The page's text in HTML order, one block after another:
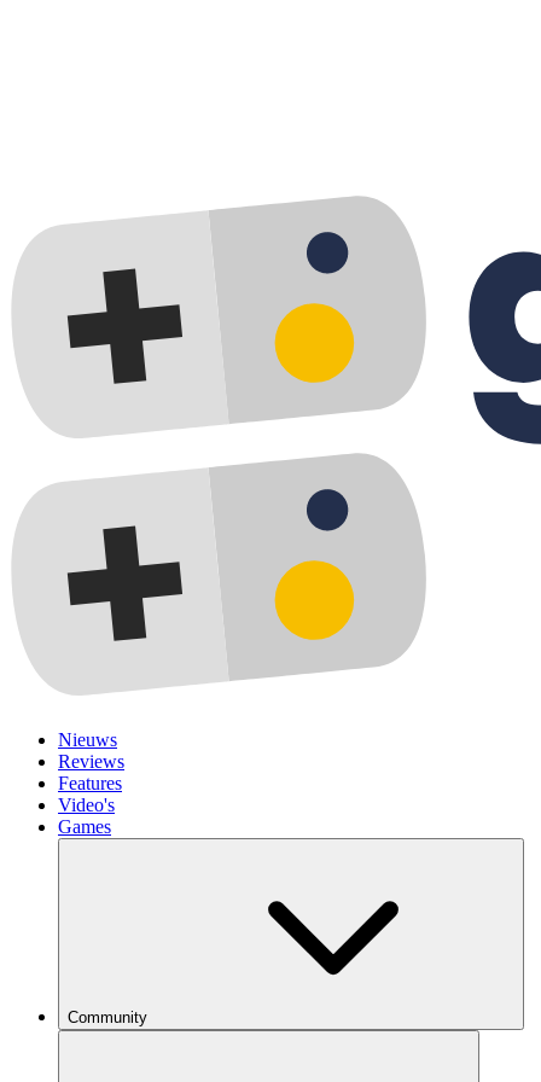
Nieuws
Reviews
Features
Video's
Games
Community